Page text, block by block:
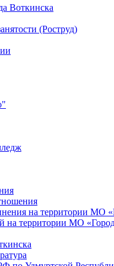
Воткинска
(Роструд)
на территории МО
на территории МО